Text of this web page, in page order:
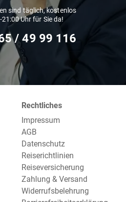
sind täglich, kostenlos
Uhr für Sie da!
/ 49 ‌99 116
Rechtliches
Impressum
AGB
Datenschutz
Reiserichtlinien
Reiseversicherung
Zahlung & Versand
Widerrufsbelehrung